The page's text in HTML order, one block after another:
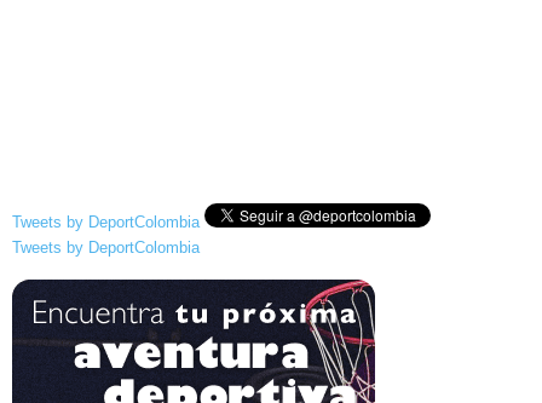
Tweets by DeportColombia
Tweets by DeportColombia